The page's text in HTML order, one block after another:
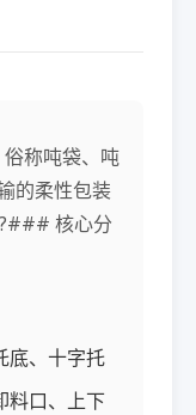
称吨袋、吨
的柔性包装
核心分
底、十字托
料口、上下